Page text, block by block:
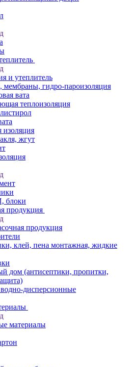
и утеплитель
мембраны, гидро-пароизоляция
вата
теплоизоляция
изоляция
жгут
блоки
продукция
продукция
клей, пена монтажная, жидкие
дом (антисептики, пропитки,
дисперсионные
материалы